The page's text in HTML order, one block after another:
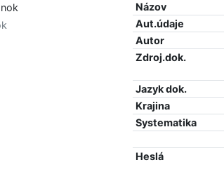
Názov
Aut.údaje
Autor
Zdroj.dok.
Jazyk dok.
Krajina
Systematika
Heslá